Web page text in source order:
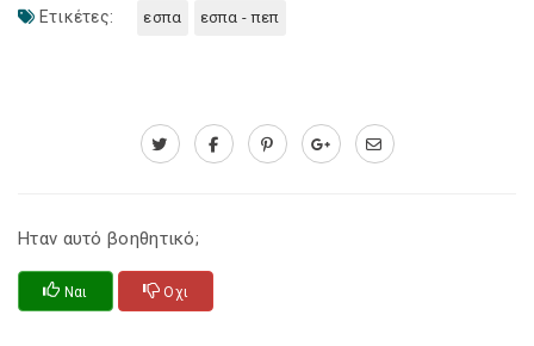
Ετικέτες: εσπα εσπα - πεπ
Ηταν αυτό βοηθητικό;
Ναι Οχι